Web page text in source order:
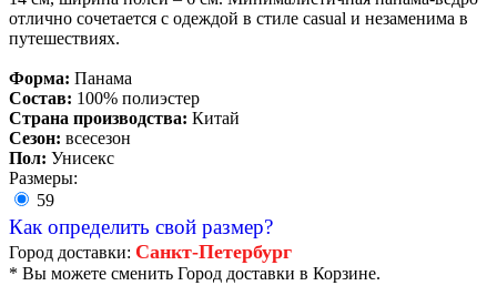
отлично сочетается с одеждой в стиле casual и незаменима в
путешествиях.
Форма: Панама
Состав: 100% полиэстер
Страна производства: Китай
Сезон: всесезон
Пол: Унисекс
Размеры:
59
Как определить свой размер?
Город доставки: Санкт-Петербург
* Вы можете сменить Город доставки в Корзине.